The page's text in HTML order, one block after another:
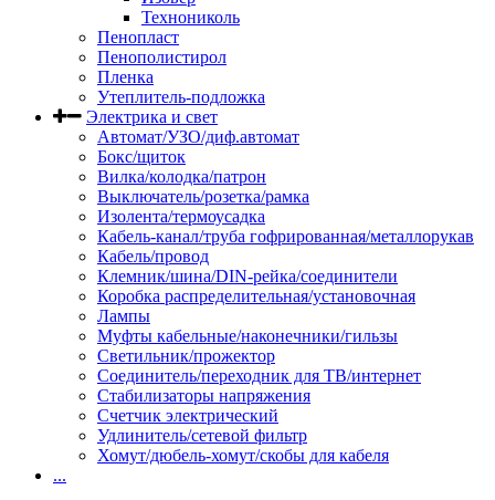
Технониколь
Пенопласт
Пенополистирол
Пленка
Утеплитель-подложка
Электрика и свет
Автомат/УЗО/диф.автомат
Бокс/щиток
Вилка/колодка/патрон
Выключатель/розетка/рамка
Изолента/термоусадка
Кабель-канал/труба гофрированная/металлорукав
Кабель/провод
Клемник/шина/DIN-рейка/соединители
Коробка распределительная/установочная
Лампы
Муфты кабельные/наконечники/гильзы
Светильник/прожектор
Соединитель/переходник для ТВ/интернет
Стабилизаторы напряжения
Счетчик электрический
Удлинитель/сетевой фильтр
Хомут/дюбель-хомут/скобы для кабеля
...